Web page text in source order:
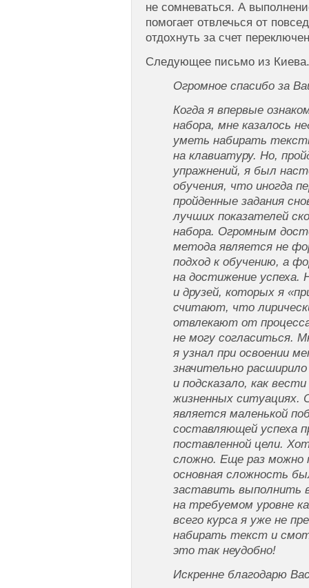
не сомневаться. А
помогает отвлечься от
отдохнуть за счет
Следующее письмо из Киева.
Огромное спасибо за
Когда я впервые
набора, мне казалось
уметь набирать
на клавиатуру. Но,
упражнений, я был
обучения, что иногда
пройденные задания
лучших показателей
набора. Огромным
метода является не
подход к обучению, а
на достижение успеха.
и друзей, которых я
считают, что
отвлекают от
не могу согласиться.
я узнал при освоении
значительно расширило
и подсказало, как
жизненных ситуациях.
является маленькой
составляющей успеха
поставленной цели.
сложно. Еще раз можно
основная сложность
заставить выполнить
на требуемом уровне
всего курса я уже не
набирать текст и
это так неудобно!
Искренне благодарю